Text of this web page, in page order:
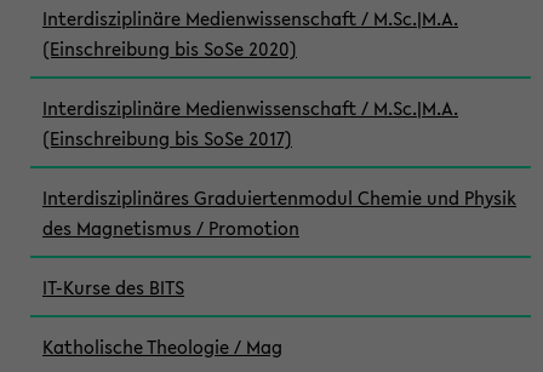
Interdisziplinäre Medienwissenschaft / M.Sc.|M.A.
(Einschreibung bis SoSe 2020)
Interdisziplinäre Medienwissenschaft / M.Sc.|M.A.
(Einschreibung bis SoSe 2017)
Interdisziplinäres Graduiertenmodul Chemie und Physik
des Magnetismus / Promotion
IT-Kurse des BITS
Katholische Theologie / Mag